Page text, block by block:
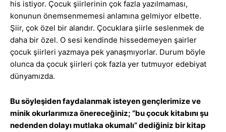
his istiyor. Çocuk şiirlerinin çok fazla yazılmaması,
konunun önemsenmemesi anlamına gelmiyor elbette.
Şiir, çok özel bir alandır. Çocuklara şiirle seslenmek de
daha bir özel. O sesi kendinde hissedemeyen şairler
çocuk şiirleri yazmaya pek yanaşmıyorlar. Durum böyle
olunca da çocuk şiirleri çok fazla yer tutmuyor edebiyat
dünyamızda.
Bu söyleşiden faydalanmak isteyen gençlerimize ve
minik okurlarımıza önereceğiniz; “bu çocuk kitabını şu
nedenden dolayı mutlaka okumalı” dediğiniz bir kitap